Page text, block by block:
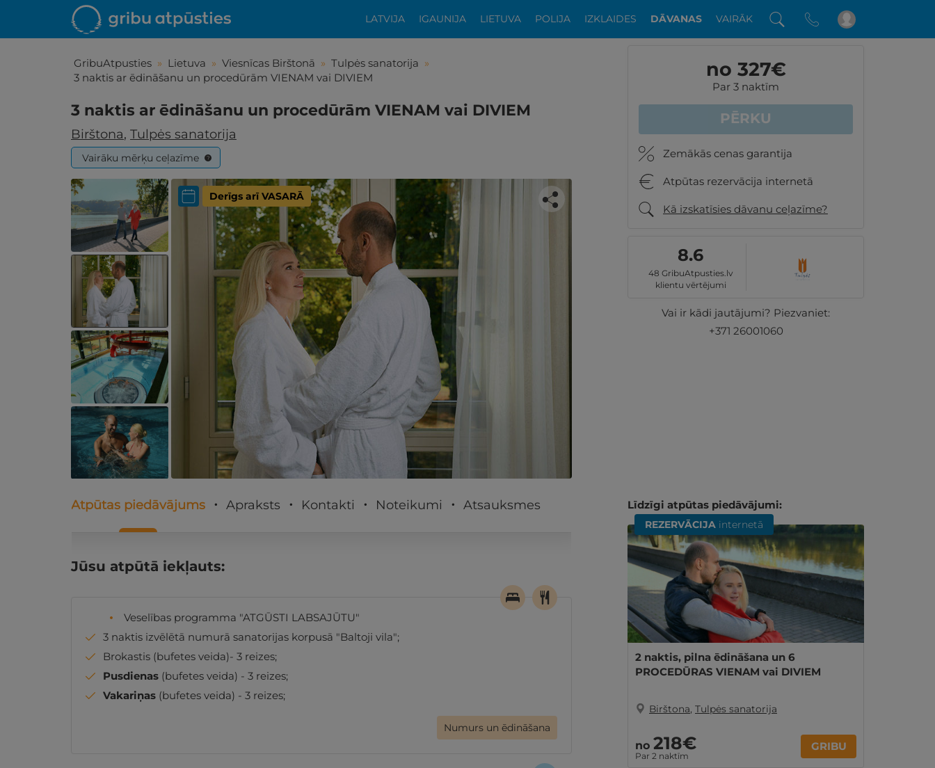
LATVIJA IGAUNIJA LIETUVA POLIJA IZKLAIDES DĀVANAS VAIRĀK
GribuAtpusties » Lietuva » Viesnīcas Birštonā » Tulpės sanatorija »
3 naktis ar ēdināšanu un procedūrām VIENAM vai DIVIEM
3 naktis ar ēdināšanu un procedūrām VIENAM vai DIVIEM
Birštona, Tulpės sanatorija
Vairāku mērķu ceļazīme ?
Derīgs arī VASARĀ
Iepatikās šis piedāvājums?
Līdz brīnišķīgai atpūtai atlikuši tikai daži soļi
PĒRKU
no 327€
Par 3 naktīm
PĒRKU
Zemākās cenas garantija
Atpūtas rezervācija internetā
Kā izskatīsies dāvanu ceļazīme?
8.6
48 GribuAtpusties.lv
klientu vērtējumi
Vai ir kādi jautājumi? Piezvaniet:
+371 26001060
Atpūtas piedāvājums Apraksts Kontakti Noteikumi Atsauksmes
Jūsu atpūtā iekļauts:
Veselības programma "ATGŪSTI LABSAJŪTU"
3 naktis izvēlētā numurā sanatorijas korpusā "Baltoji vila";
Brokastis (bufetes veida)- 3 reizes;
Pusdienas (bufetes veida) - 3 reizes;
Vakariņas (bufetes veida) - 3 reizes;
Numurs un ēdināšana
Līdzīgi atpūtas piedāvājumi:
REZERVĀCIJA internetā
2 naktis, pilna ēdināšana un 6
PROCEDŪRAS VIENAM vai DIVIEM
Birštona, Tulpės sanatorija
no 218€
Par 2 naktīm
GRIBU